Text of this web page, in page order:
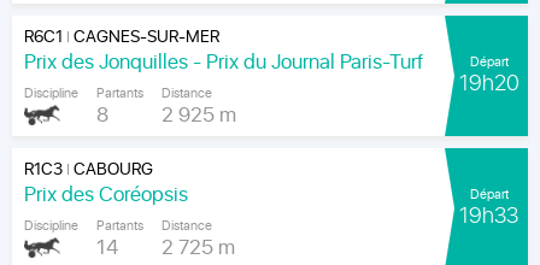
R6C1 |CAGNES-SUR-MER
Prix des Jonquilles - Prix du Journal Paris-Turf
Discipline Partants
8
Distance
2 925 m
Départ
19h20
R1C3|CABOURG
Prix des Coréopsis
Discipline Partants
14
Distance
2 725 m
Départ
19h33